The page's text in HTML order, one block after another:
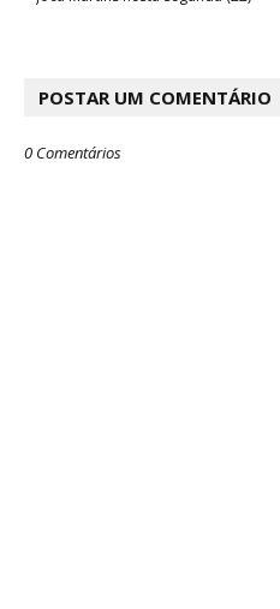
POSTAR UM COMENTÁRIO
0 Comentários